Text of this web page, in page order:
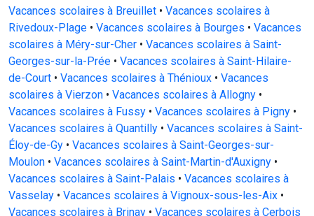
Vacances scolaires à Breuillet • Vacances scolaires à
Rivedoux-Plage • Vacances scolaires à Bourges • Vacances
scolaires à Méry-sur-Cher • Vacances scolaires à Saint-
Georges-sur-la-Prée • Vacances scolaires à Saint-Hilaire-
de-Court • Vacances scolaires à Thénioux • Vacances
scolaires à Vierzon • Vacances scolaires à Allogny •
Vacances scolaires à Fussy • Vacances scolaires à Pigny •
Vacances scolaires à Quantilly • Vacances scolaires à Saint-
Éloy-de-Gy • Vacances scolaires à Saint-Georges-sur-
Moulon • Vacances scolaires à Saint-Martin-d'Auxigny •
Vacances scolaires à Saint-Palais • Vacances scolaires à
Vasselay • Vacances scolaires à Vignoux-sous-les-Aix •
Vacances scolaires à Brinay • Vacances scolaires à Cerbois